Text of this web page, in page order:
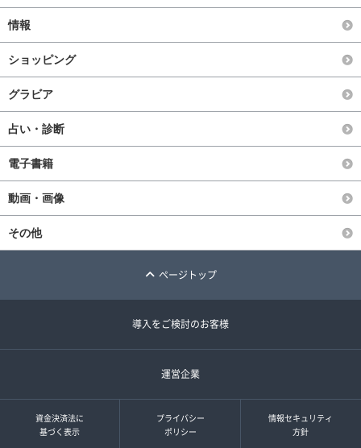
情報
ショッピング
グラビア
占い・診断
電子書籍
動画・画像
その他
ページトップ
導入をご検討のお客様
運営企業
資金決済法に
基づく表示
プライバシー
ポリシー
情報セキュリティ
方針